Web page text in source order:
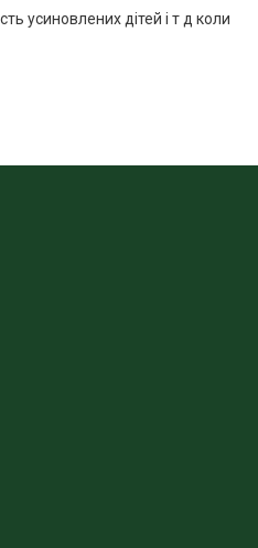
усиновлених дітей і т д коли